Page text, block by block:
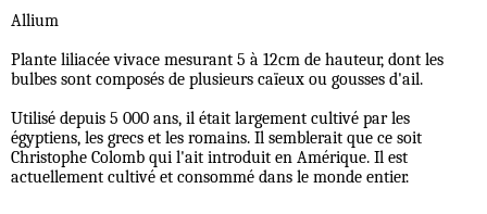
Allium
Plante liliacée vivace mesurant 5 à 12cm de hauteur, dont les
bulbes sont composés de plusieurs caïeux ou gousses d'ail.
Utilisé depuis 5 000 ans, il était largement cultivé par les
égyptiens, les grecs et les romains. Il semblerait que ce soit
Christophe Colomb qui l'ait introduit en Amérique. Il est
actuellement cultivé et consommé dans le monde entier.